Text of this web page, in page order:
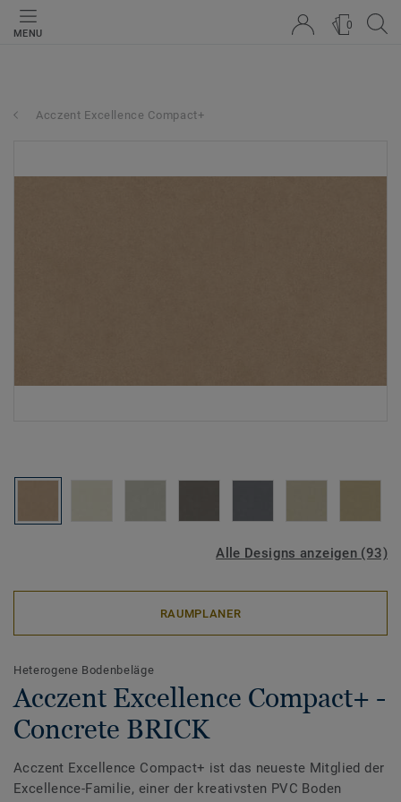
MENU
0
Acczent Excellence Compact+
Alle Designs anzeigen (93)
RAUMPLANER
Heterogene Bodenbeläge
Acczent Excellence Compact+ -
Concrete BRICK
Acczent Excellence Compact+ ist das neueste Mitglied der
Excellence-Familie, einer der kreativsten PVC Boden